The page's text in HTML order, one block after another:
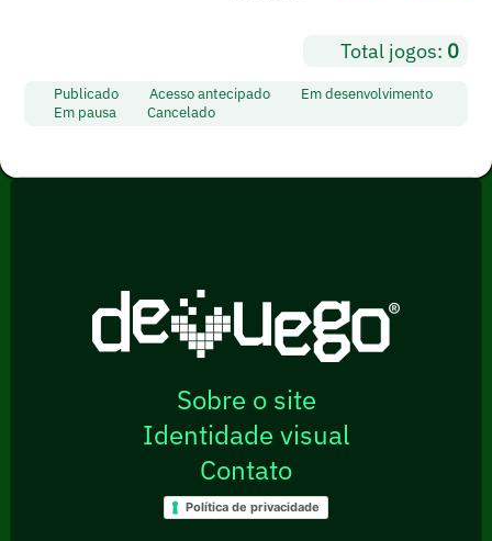
Total jogos: 0
Publicado Acesso antecipado
Em desenvolvimento
Em pausa
Cancelado
Sobre o site
Identidade visual
Contato
Política de privacidade